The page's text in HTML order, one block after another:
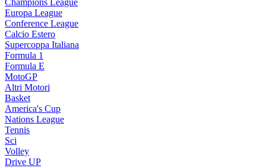
Champions League
Europa League
Conference League
Calcio Estero
Supercoppa Italiana
Formula 1
Formula E
MotoGP
Altri Motori
Basket
America's Cup
Nations League
Tennis
Sci
Volley
Drive UP